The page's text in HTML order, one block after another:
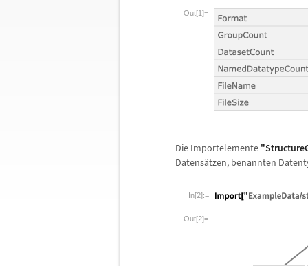
Out[1]=
Die Importelemente
Datensätzen, benannten
In[2]:=
Out[2]=